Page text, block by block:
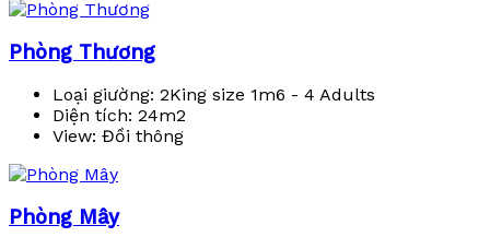
Phòng Thương
Loại giường: 2King size 1m6 - 4 Adults
Diện tích: 24m2
View: Đồi thông
Phòng Mây